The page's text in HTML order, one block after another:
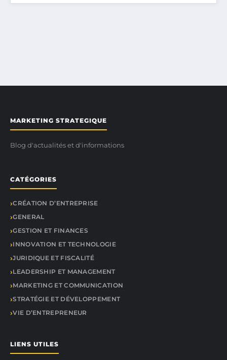
MARKETING STRATEGIQUE
Blog d'actualités et d'informations
CATÉGORIES
CRÉATION D’ENTREPRISE
GENERAL
GESTION ET FINANCES
INNOVATION ET TECHNOLOGIE
JURIDIQUE ET FISCALITÉ
LEADERSHIP ET MANAGEMENT
MARKETING ET COMMUNICATION
STRATÉGIE ET DÉVELOPPEMENT
VIE D’ENTREPRENEUR
LIENS UTILES